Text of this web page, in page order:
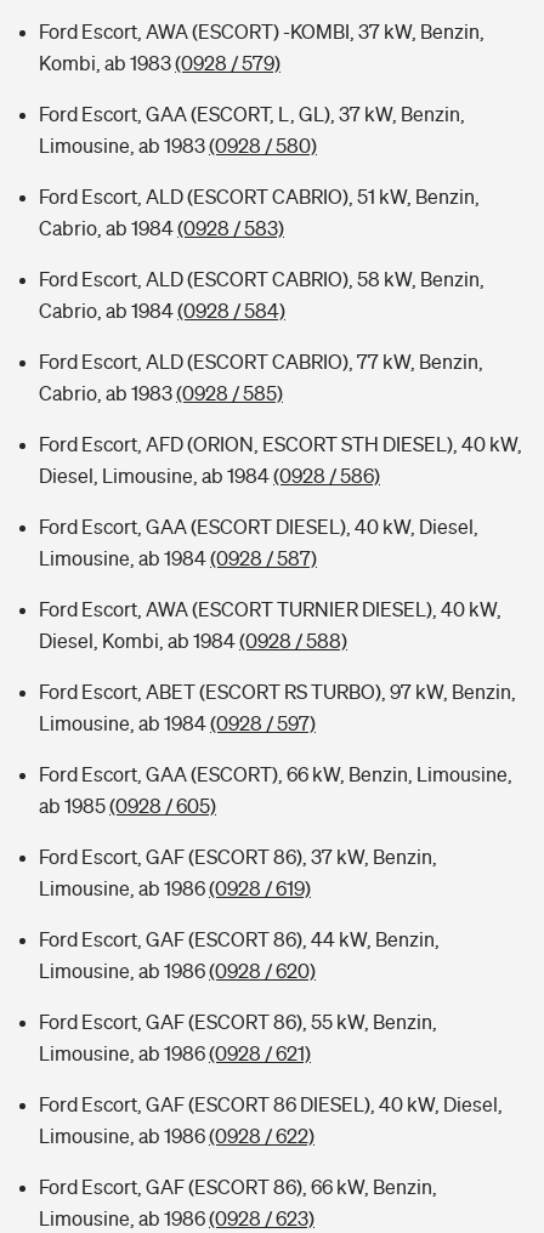
Ford Escort, AWA (ESCORT) -KOMBI, 37 kW, Benzin,
Kombi, ab 1983(0928 / 579)
Ford Escort, GAA (ESCORT, L, GL), 37 kW, Benzin,
Limousine, ab 1983(0928 / 580)
Ford Escort, ALD (ESCORT CABRIO), 51 kW, Benzin,
Cabrio, ab 1984(0928 / 583)
Ford Escort, ALD (ESCORT CABRIO), 58 kW, Benzin,
Cabrio, ab 1984(0928 / 584)
Ford Escort, ALD (ESCORT CABRIO), 77 kW, Benzin,
Cabrio, ab 1983(0928 / 585)
Ford Escort, AFD (ORION, ESCORT STH DIESEL), 40 kW,
Diesel, Limousine, ab 1984(0928 / 586)
Ford Escort, GAA (ESCORT DIESEL), 40 kW, Diesel,
Limousine, ab 1984(0928 / 587)
Ford Escort, AWA (ESCORT TURNIER DIESEL), 40 kW,
Diesel, Kombi, ab 1984(0928 / 588)
Ford Escort, ABET (ESCORT RS TURBO), 97 kW, Benzin,
Limousine, ab 1984(0928 / 597)
Ford Escort, GAA (ESCORT), 66 kW, Benzin, Limousine,
ab 1985(0928 / 605)
Ford Escort, GAF (ESCORT 86), 37 kW, Benzin,
Limousine, ab 1986(0928 / 619)
Ford Escort, GAF (ESCORT 86), 44 kW, Benzin,
Limousine, ab 1986(0928 / 620)
Ford Escort, GAF (ESCORT 86), 55 kW, Benzin,
Limousine, ab 1986(0928 / 621)
Ford Escort, GAF (ESCORT 86 DIESEL), 40 kW, Diesel,
Limousine, ab 1986(0928 / 622)
Ford Escort, GAF (ESCORT 86), 66 kW, Benzin,
Limousine, ab 1986(0928 / 623)